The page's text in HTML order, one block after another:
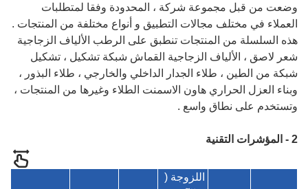
وضعت من قبل مجموعة شركة ، المحدودة وفقا لمتطلبات
العملاء في مختلف مجالات التطبيق و أنواع مختلفة من المنتجات .
هذه السلسلة من المنتجات تنطبق على الرطب الألياف الزجاجية
شعر لاصق ، الألياف الزجاجية القماش شبكة تشكيل ، تشكيل
شبكة من الطين ، طلاء الجدار الداخلي والخارجي ، طلاء البذور ،
وبناء العزل الحراري هاون الاسمنت الطلاء وغيرها من المنتجات ،
وتستخدم على نطاق واسع .
2 - المؤشرات التقنية
اللزوجة (